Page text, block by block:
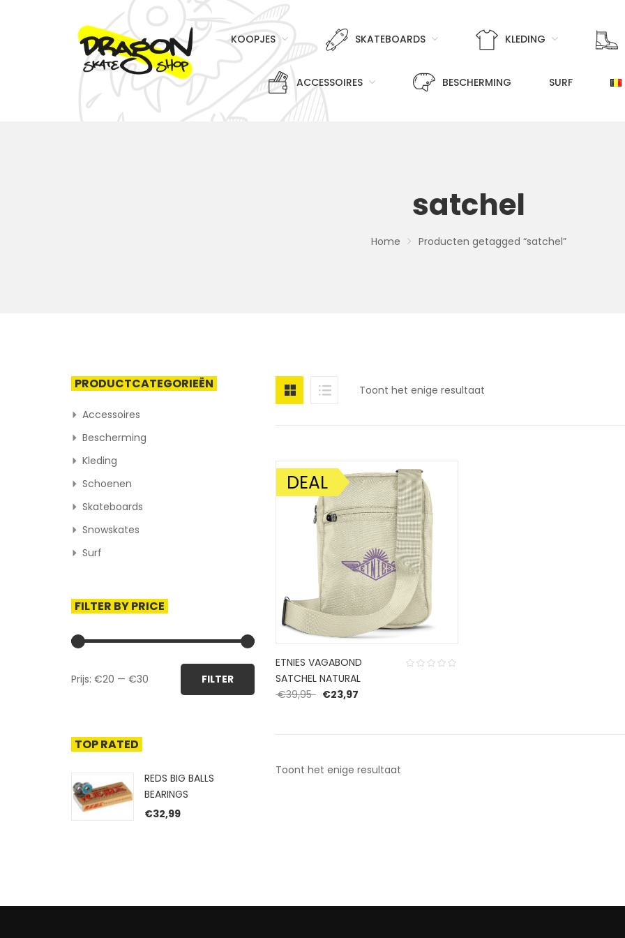
KOOPJES SKATEBOARDS KLEDING
ACCESSOIRES BESCHERMING SURF
satchel
Home Producten getagged “satchel”
PRODUCTCATEGORIEËN
Accessoires
Bescherming
Kleding
Schoenen
Skateboards
Snowskates
Surf
FILTER BY PRICE
prijs
prijs
FILTER
Prijs: €20 — €30
TOP RATED
REDS BIG BALLS
BEARINGS
€32,99
Toont het enige resultaat
AANBIEDING!
DEAL
ETNIES VAGABOND
SATCHEL NATURAL
€39,95 Oorspronkelijke prijs was: €39,95.
€23,97
Toont het enige resultaat